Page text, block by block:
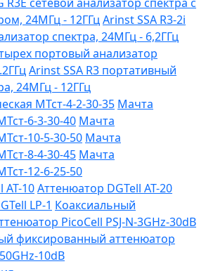
24МГц - 12ГГцArinst SSA R3-2i
спектра, 24МГц - 6,2ГГц
портовый анализатор
Arinst SSA R3 портативный
24МГц - 12ГГц
МТст-4-2-30-35 Мачта
6-3-30-40 Мачта
10-5-30-50 Мачта
8-4-30-45 Мачта
12-6-25-50
AT-10Аттенюатор DGTell AT-20
LP-1 Коаксиальный
PicoCell PSJ-N-3GHz-30dB
фиксированный аттенюатор
10dB